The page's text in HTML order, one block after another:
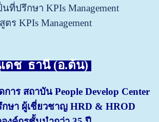
นที่ปรึกษา KPIs Management
ร KPIs Management
ดช ธานี (อ.ต้น)
าร สถาบัน People Develop Center
ษา ผู้เชี่ยวชาญ HRD & HROD